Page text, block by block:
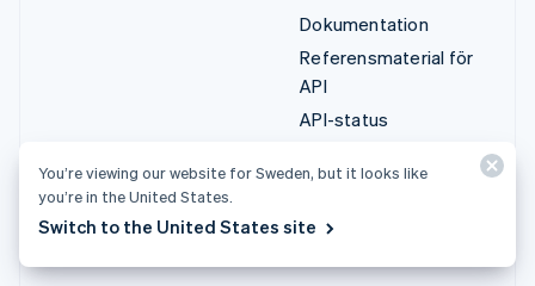
Dokumentation
Referensmaterial för
API
API-status
Bibliotek och SDK:er
Stripe Projects
You’re viewing our website for Sweden, but it looks like
you’re in the United States.
Switch to the United States site